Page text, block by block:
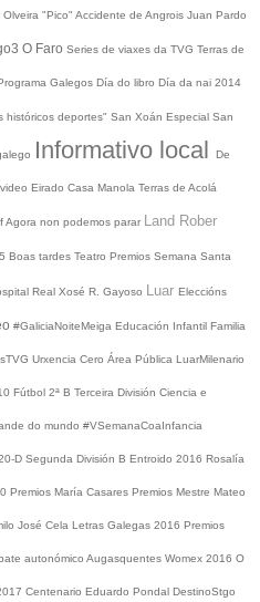
"Pico" Accidente de Angrois Juan Pardo
O Faro Series de viaxes da TVG Terras de
Galegos Día do libro Día da nai 2014
históricos deportes" San Xoán Especial San
Informativo local De
Eirado Casa Manola Terras de Acolá
Agora non podemos parar Land Rober
Boas tardes Teatro Premios Semana Santa
Real Xosé R. Gayoso Luar Eleccións
#GaliciaNoiteMeiga Educación Infantil Familia
Urxencia Cero Área Pública LuarMilenario
Fútbol 2ª B Terceira División Ciencia e
do mundo #VSemanaCoaInfancia
D Segunda División B Entroido 2016 Rosalía
Premios María Casares Premios Mestre Mateo
José Cela Letras Galegas 2016 Premios
autonómico Augasquentes Womex 2016 O
Centenario Eduardo Pondal DestinoStgo